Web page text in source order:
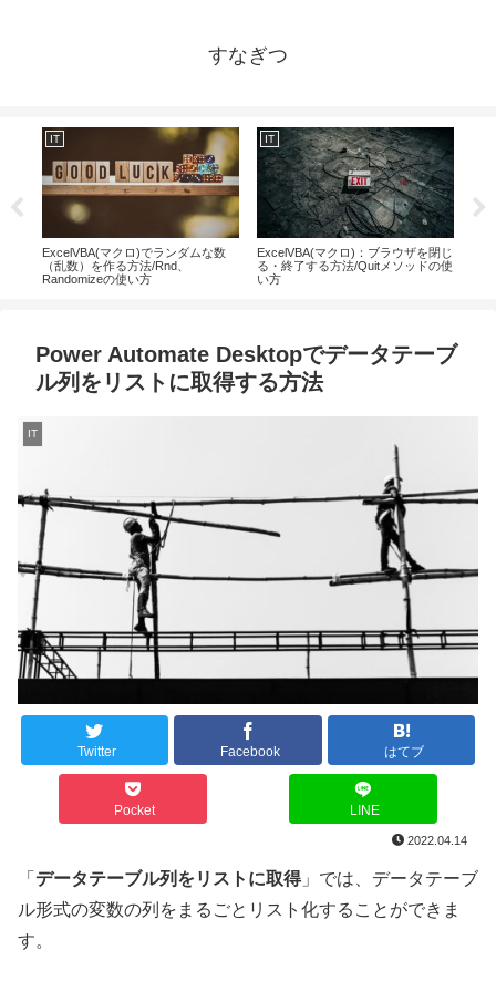
すなぎつ
IT
ExcelVBA(マクロ)でランダムな数
（乱数）を作る方法/Rnd、
Randomizeの使い方
IT
ExcelVBA(マクロ)：ブラウザを閉じ
る・終了する方法/Quitメソッドの使
い方
Power Automate Desktopでデータテーブ
ル列をリストに取得する方法
IT
Twitter Facebook はてブ
Pocket LINE
2022.04.14
「 データテーブル列をリストに取得」では、データテーブ
ル形式の変数の列をまるごとリスト化することができま
す。